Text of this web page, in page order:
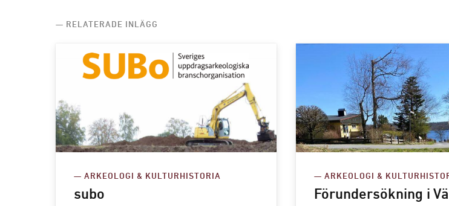
— RELATERADE INLÄGG
— ARKEOLOGI & KULTURHISTORIA
subo
— ARKEOLOGI &
Förundersökning i